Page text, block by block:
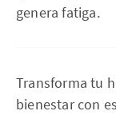
genera fatiga.
Transforma tu
bienestar con